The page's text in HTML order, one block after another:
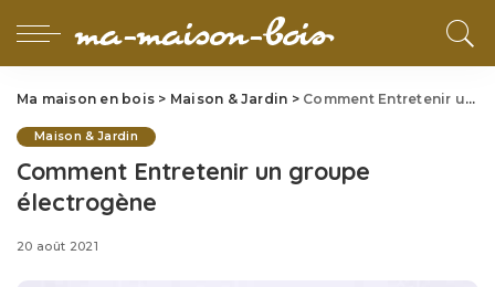
Ma maison en bois > Maison & Jardin > Comment Entretenir un groupe électrogène
Maison & Jardin
Comment Entretenir un groupe
électrogène
20 août 2021